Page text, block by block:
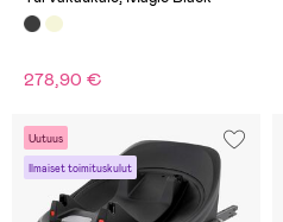
278,90 €
Uutuus
Ilmaiset toimituskulut